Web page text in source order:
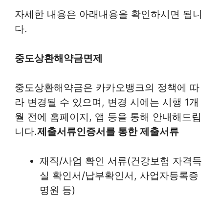
자세한 내용은 아래내용을 확인하시면 됩니
다.
중도상환해약금면제
중도상환해약금은 카카오뱅크의 정책에 따
라 변경될 수 있으며, 변경 시에는 시행 1개
월 전에 홈페이지, 앱 등을 통해 안내해드립
니다.제출서류인증서를 통한 제출서류
재직/사업 확인 서류(건강보험 자격득
실 확인서/납부확인서, 사업자등록증
명원 등)